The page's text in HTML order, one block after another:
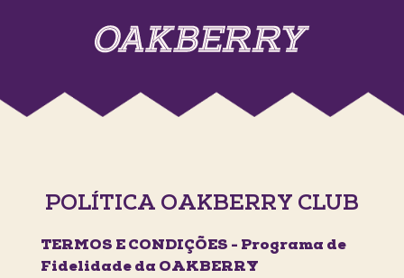
POLÍTICA OAKBERRY CLUB
TERMOS E CONDIÇÕES - Programa de
Fidelidade da OAKBERRY